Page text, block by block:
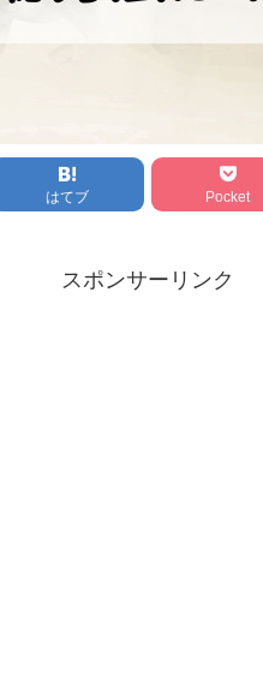
はてブ Pocket
スポンサーリンク